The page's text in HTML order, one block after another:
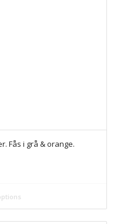
Fås i grå & orange.